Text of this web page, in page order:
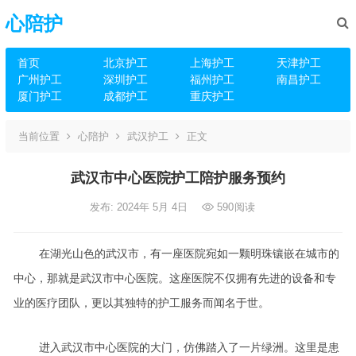
心陪护
首页 北京护工 上海护工
天津护工
广州护工
深圳护工 福州护工
南昌护工
厦门护工
成都护工 重庆护工
当前位置 心陪护 武汉护工 正文
武汉市中心医院护工陪护服务预约
发布: 2024年 5月 4日 590阅读
在湖光山色的武汉市，有一座医院宛如一颗明珠镶嵌在城市的
中心，那就是武汉市中心医院。这座医院不仅拥有先进的设备和专
业的医疗团队，更以其独特的护工服务而闻名于世。
进入武汉市中心医院的大门，仿佛踏入了一片绿洲。这里是患